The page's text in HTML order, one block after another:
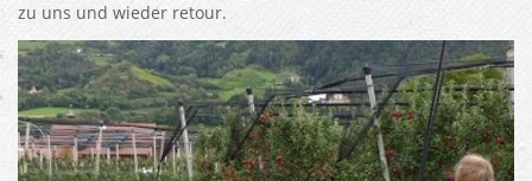
zu uns und wieder retour.